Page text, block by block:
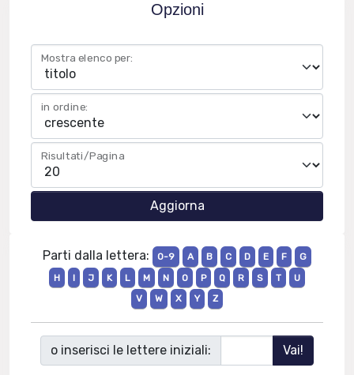
Opzioni
Mostra elenco per:
in ordine:
Risultati/Pagina
Parti dalla lettera: 0-9 A B C D E F
G
H
I J K L M N O P Q R S T
U
V
W X Y Z
o inserisci le lettere iniziali: